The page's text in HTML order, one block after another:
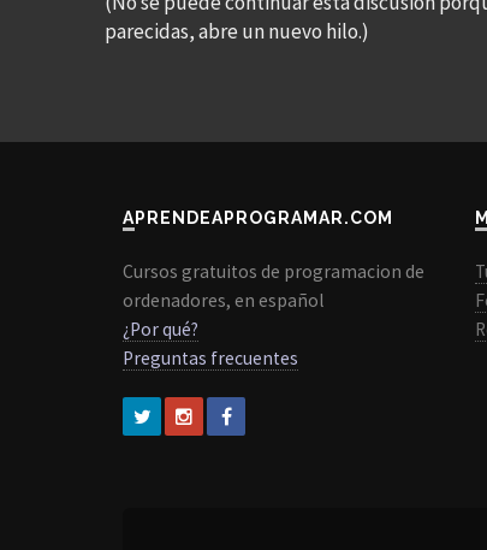
parecidas, abre un nuevo hilo.)
APRENDEAPROGRAMAR.COM
Cursos gratuitos de programacion de
ordenadores, en español
¿Por qué?
Preguntas frecuentes